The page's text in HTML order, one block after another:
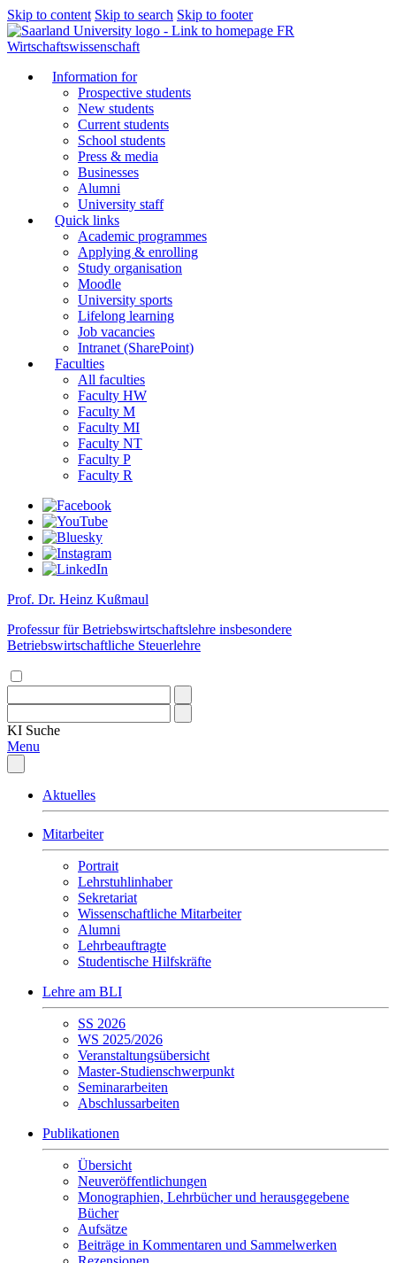
Skip to content Skip to search Skip to footer
FR
Wirtschaftswissenschaft
Information for
Prospective students
New students
Current students
School students
Press & media
Businesses
Alumni
University staff
Quick links
Academic programmes
Applying & enrolling
Study organisation
Moodle
University sports
Lifelong learning
Job vacancies
Intranet (SharePoint)
Faculties
All faculties
Faculty HW
Faculty M
Faculty MI
Faculty NT
Faculty P
Faculty R
Prof. Dr. Heinz Kußmaul
Professur für Betriebswirtschaftslehre insbesondere
Betriebswirtschaftliche Steuerlehre
KI Suche
Menu
Aktuelles
Mitarbeiter
Portrait
Lehrstuhlinhaber
Sekretariat
Wissenschaftliche Mitarbeiter
Alumni
Lehrbeauftragte
Studentische Hilfskräfte
Lehre am BLI
SS 2026
WS 2025/2026
Veranstaltungsübersicht
Master-Studienschwerpunkt
Seminararbeiten
Abschlussarbeiten
Publikationen
Übersicht
Neuveröffentlichungen
Monographien, Lehrbücher und herausgegebene
Bücher
Aufsätze
Beiträge in Kommentaren und Sammelwerken